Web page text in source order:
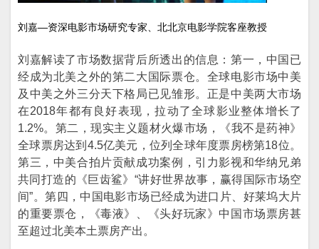
刘嘉—资深电影市场研究专家、北北京电影学院客座教授
刘嘉解读了市场数据背后所透出的信息：第一，中国已
经成为北美之外的第二大国际票仓。全球电影市场中美
及中美之外三分天下格局已见雏形。正是中美两大市场
在2018年都有良好表现，拉动了全球影业整体增长了
1.2%。第二，现实主义题材火爆市场，《我不是药神》
全球票房达到4.5亿美元，位列全球年度票房榜第18位。
第三，中美合拍片贡献成功案例，引力影视和华纳兄弟
共同打造的《巨齿鲨》“讲好世界故事，赢得国际市场空
间”。第四，中国电影市场已经成为进口片、好莱坞大片
的重要票仓，《毒液》、《头好玩家》中国市场票房甚
至超过北美本土票房产出。